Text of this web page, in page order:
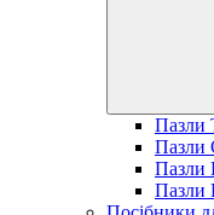
Пазли
Пазли
Пазли
Пазли